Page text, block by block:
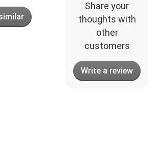
Share your
thoughts with
other
customers
Write a review